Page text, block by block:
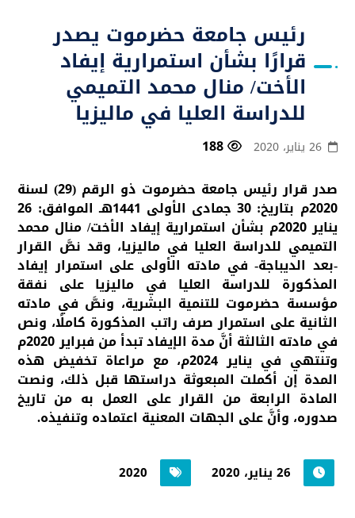
رئيس جامعة حضرموت يصدر
قرارًا بشأن استمرارية إيفاد
الأخت/ منال محمد التميمي
للدراسة العليا في ماليزيا
26 يناير، 2020
188
صدر قرار رئيس جامعة حضرموت ذو الرقم (29) لسنة
2020م بتاريخ: 30 جمادى الأولى 1441هـ الموافق: 26
يناير 2020م بشأن استمرارية إيفاد الأخت/ منال محمد
التميمي للدراسة العليا في ماليزيا، وقد نصَّ القرار
-بعد الديباجة- في مادته الأولى على استمرار إيفاد
المذكورة للدراسة العليا في ماليزيا على نفقة
مؤسسة حضرموت للتنمية البشرية، ونصَّ في مادته
الثانية على استمرار صرف راتب المذكورة كاملًا، ونص
في مادته الثالثة أنَّ مدة الإيفاد تبدأ من فبراير 2020م
وتنتهي في يناير 2024م، مع مراعاة تخفيض هذه
المدة إن أكملت المبعوثة دراستها قبل ذلك، ونصت
المادة الرابعة من القرار على العمل به من تاريخ
صدوره، وأنَّ على الجهات المعنية اعتماده وتنفيذه.
26 يناير، 2020 2020